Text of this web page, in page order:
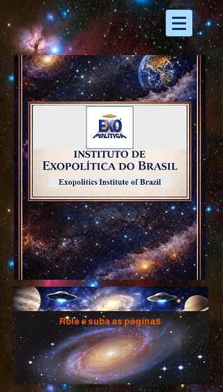
Role e suba as páginas